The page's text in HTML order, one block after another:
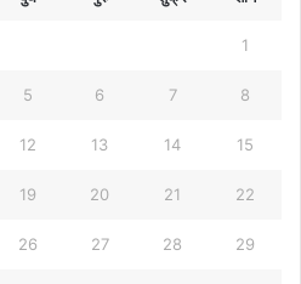
1
5 6 7 8
12 13 14 15
19 20 21 22
26 27 28 29